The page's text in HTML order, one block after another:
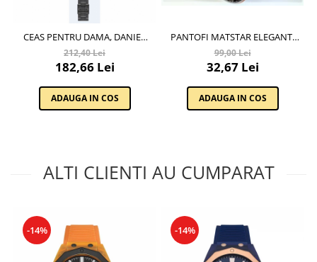
CEAS PENTRU DAMA, DANIEL
KLEIN D TIME, DK.9.12271-4
212,40 Lei
182,66 Lei
ADAUGA IN COS
PANTOFI MATSTAR ELEGANTI
BORDO, CU TALPA JOASA, CU
SIRET
99,00 Lei
32,67 Lei
ADAUGA IN COS
ALTI CLIENTI AU CUMPARAT
-14% -14%